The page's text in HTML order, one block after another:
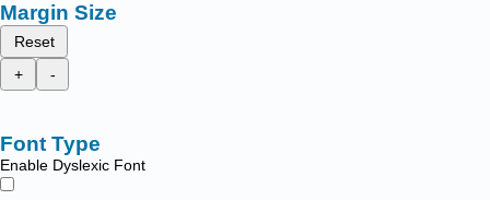
Margin Size
Reset
+
-
Font Type
Enable Dyslexic Font